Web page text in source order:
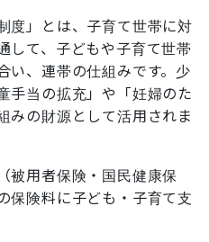
度」とは、子育て世帯に対
して、子どもや子育て世帯
い、連帯の仕組みです。少
手当の拡充」や「妊婦のた
みの財源として活用されま
被用者保険・国民健康保
保険料に子ども・子育て支